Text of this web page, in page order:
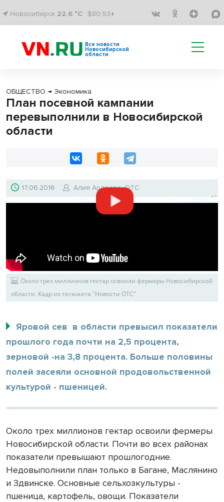
Новосибирск 22.6 °C $80.93↓
Все новости
Новосибирской
области
ОБЩЕСТВО → Экономика
План посевной кампании
перевыполнили в Новосибирской
области
17.06.2016 Алия Арзаева, ОТС
Около трех миллионов гектар освоили фермеры Новосибирской
области. Кадр из тесюжета "Новости ОТС"
Яровой сев в области превысил показатели
прошлого года почти на 2,5 процента,
зерновой -на 3,8 процента. Больше половины
полей засеяли основной продовольственной
культурой - пшеницей.
Около трех миллионов гектар освоили фермеры
Новосибирской области. Почти во всех районах
показатели превышают прошлогодние.
Недовыполнили план только в Багане, Маслянино
и Здвинске. Основные сельхозкультуры -
пшеница, картофель, овощи. Показатели